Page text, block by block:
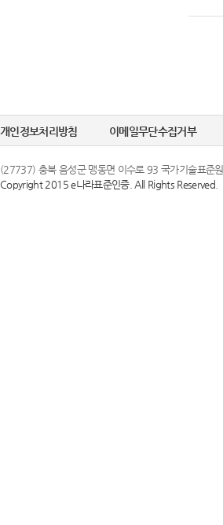
개인정보처리방침 이메일무단수집거부
(27737) 충북 음성군 맹동면 이수로 93 국가기술표준원
Copyright 2015 e나라표준인증. All Rights Reserved.